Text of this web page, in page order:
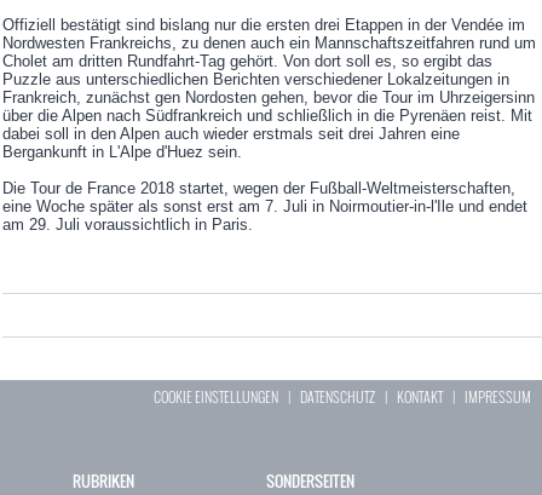
Offiziell bestätigt sind bislang nur die ersten drei Etappen in der Vendée im
Nordwesten Frankreichs, zu denen auch ein Mannschaftszeitfahren rund um
Cholet am dritten Rundfahrt-Tag gehört. Von dort soll es, so ergibt das
Puzzle aus unterschiedlichen Berichten verschiedener Lokalzeitungen in
Frankreich, zunächst gen Nordosten gehen, bevor die Tour im Uhrzeigersinn
über die Alpen nach Südfrankreich und schließlich in die Pyrenäen reist. Mit
dabei soll in den Alpen auch wieder erstmals seit drei Jahren eine
Bergankunft in L'Alpe d'Huez sein.
Die Tour de France 2018 startet, wegen der Fußball-Weltmeisterschaften,
eine Woche später als sonst erst am 7. Juli in Noirmoutier-in-l'Ile und endet
am 29. Juli voraussichtlich in Paris.
COOKIE EINSTELLUNGEN | DATENSCHUTZ | KONTAKT| IMPRESSUM
RUBRIKEN SONDERSEITEN